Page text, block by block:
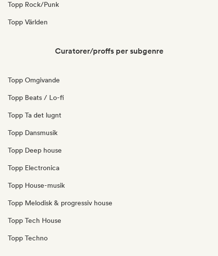
Topp Rock/Punk
Topp Världen
Curatorer/proffs per subgenre
Topp Omgivande
Topp Beats / Lo-fi
Topp Ta det lugnt
Topp Dansmusik
Topp Deep house
Topp Electronica
Topp House-musik
Topp Melodisk & progressiv house
Topp Tech House
Topp Techno